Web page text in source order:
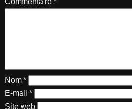
Commentaire *
Nom *
E-mail *
Site web